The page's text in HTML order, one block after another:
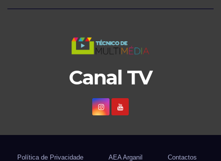
Canal TV
Política de Privacidade AEA Arganil Contactos